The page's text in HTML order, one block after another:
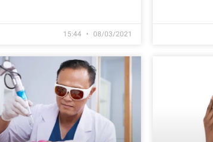
08/03/2021